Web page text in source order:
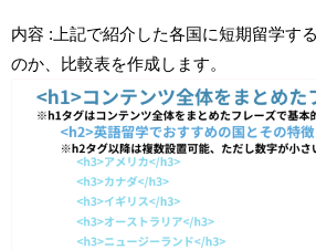
内容 :上記で紹介した各国に短期留学す
のか、比較表を作成します。